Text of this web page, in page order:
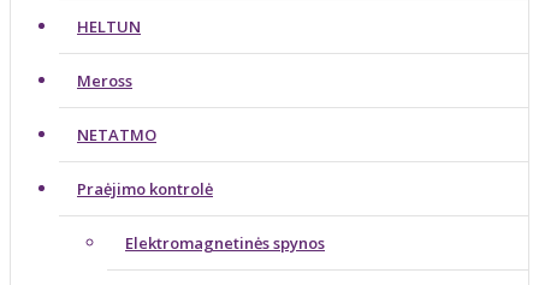
HELTUN
Meross
NETATMO
Praėjimo kontrolė
Elektromagnetinės spynos